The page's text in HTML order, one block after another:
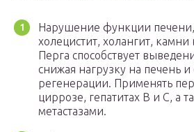
Нарушение функции печени,
холецистит, холангит,
Перга способствует
снижая нагрузку на печень и
регенерации. Применять
циррозе, гепатитах В и С, а
метастазами.